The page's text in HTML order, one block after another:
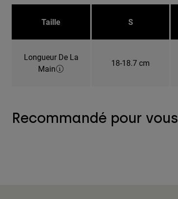
Taille S
Longueur De La
Main
18-18.7 cm
Recommandé pour vous